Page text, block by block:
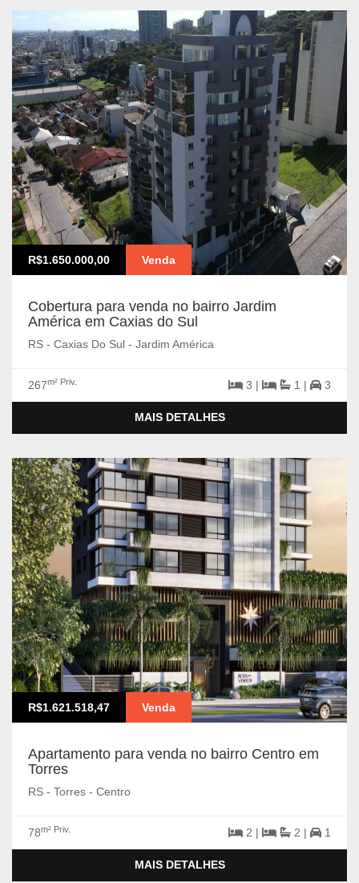
R$1.650.000,00 Venda
Cobertura para venda no bairro Jardim
América em Caxias do Sul
RS - Caxias Do Sul - Jardim América
267m² Priv. 3 | 1 | 3
MAIS DETALHES
R$1.621.518,47 Venda
Apartamento para venda no bairro Centro em
Torres
RS - Torres - Centro
78m² Priv. 2 | 2 | 1
MAIS DETALHES